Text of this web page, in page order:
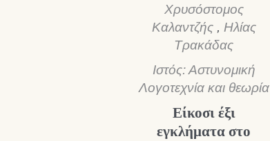
Χρυσόστομος
Καλαντζής , Ηλίας
Τρακάδας
Ιστός: Αστυνομική
Λογοτεχνία και θεωρία
Είκοσι έξι
εγκλήματα στο